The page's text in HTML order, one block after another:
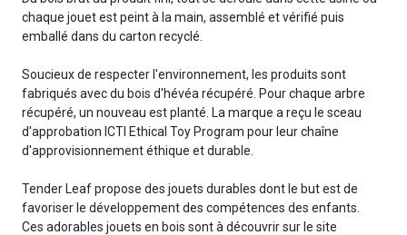
chaque jouet est peint à la main, assemblé et vérifié puis
emballé dans du carton recyclé.
Soucieux de respecter l'environnement, les produits sont
fabriqués avec du bois d'hévéa récupéré. Pour chaque arbre
récupéré, un nouveau est planté. La marque a reçu le sceau
d'approbation ICTI Ethical Toy Program pour leur chaîne
d'approvisionnement éthique et durable.
Tender Leaf propose des jouets durables dont le but est de
favoriser le développement des compétences des enfants.
Ces adorables jouets en bois sont à découvrir sur le site